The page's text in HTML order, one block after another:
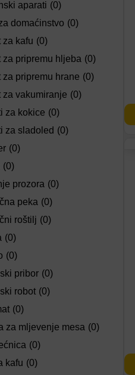
aparati (0)
domaćinstvo (0)
za kafu (0)
za pripremu hljeba (0)
za pripremu hrane (0)
za vakumiranje (0)
za kokice (0)
za sladoled (0)
(0)
(0)
prozora (0)
peka (0)
roštilj (0)
(0)
(0)
pribor (0)
robot (0)
(0)
za mljevenje mesa (0)
(0)
kafu (0)